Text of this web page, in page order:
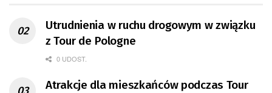
Utrudnienia w ruchu drogowym w związku
z Tour de Pologne
0 UDOST.
Atrakcje dla mieszkańców podczas Tour